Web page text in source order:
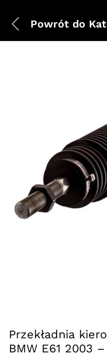
Powrót do
Przekładnia
BMW E61 2003